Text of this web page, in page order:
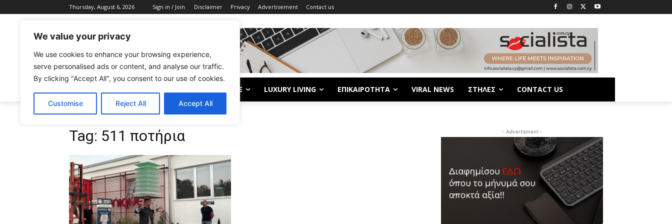
We value your privacy
We use cookies to enhance your browsing experience,
serve personalised ads or content, and analyse our traffic.
By clicking "Accept All", you consent to our use of cookies.
Customise Reject All Accept All
Thursday, August 6, 2026 Sign in / Join Disclaimer Privacy Advertisement Contact us
LIFE LUXURY LIVING ΕΠΙΚΑΙΡΟΤΗΤΑ VIRAL NEWS ΣΤΗΛΕΣ CONTACT US
Tags 511 ποτήρια
Tag: 511 ποτήρια - Advertisment -